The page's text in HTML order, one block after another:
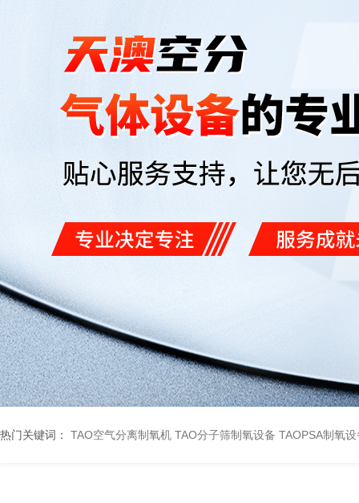
热门关键词： TAO空气分离制氧机 TAO分子筛制氧设备 TAOPSA制氧设